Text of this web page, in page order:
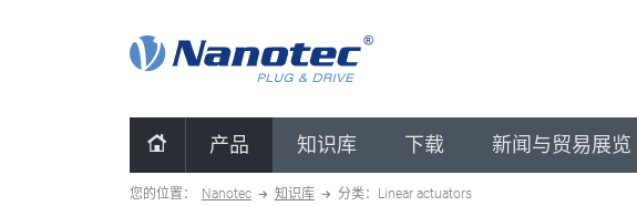
产品 知识库 下载 新闻与贸易展览
您的位置： Nanotec 知识库 分类：Linear actuators